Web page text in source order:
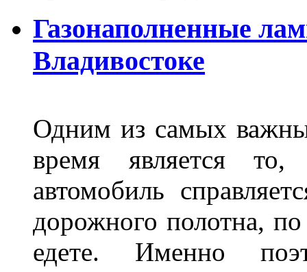
Газонаполненные
Владивостоке
Одним из самых
время является то,
автомобиль
дорожного полотна,
едете. Именно